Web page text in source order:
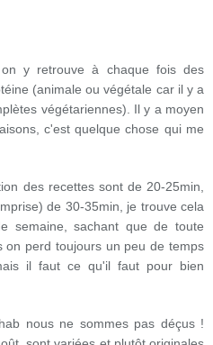
y retrouve à chaque fois des
(animale ou végétale car il y a
végétariennes). Il y a moyen
c'est quelque chose qui me
des recettes sont de 20-25min,
de 30-35min, je trouve cela
semaine, sachant que de toute
on perd toujours un peu de temps
il faut ce qu'il faut pour bien
nous ne sommes pas déçus !